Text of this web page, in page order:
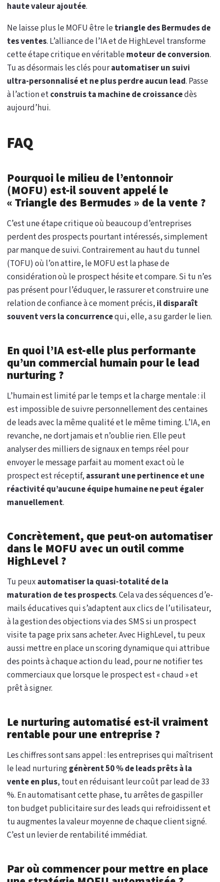
haute valeur ajoutée.
Ne laisse plus le MOFU être letriangle des Bermudes de
tes ventes. L’alliance de l’IA et de HighLevel transforme
cette étape critique en véritablemoteur de conversion.
Tu as désormais les clés pourautomatiser un suivi
ultra-personnalisé et ne plus perdre aucun lead. Passe
à l’action etconstruis ta machine de croissancedès
aujourd’hui.
FAQ
Pourquoi le milieu de l’entonnoir
(MOFU) est-il souvent appelé le
« Triangle des Bermudes » de la vente ?
C’est une étape critique où beaucoup d’entreprises
perdent des prospects pourtant intéressés, simplement
par manque de suivi. Contrairement au haut du tunnel
(TOFU) où l’on attire, le MOFU est la phase de
considération où le prospect hésite et compare. Si tu n’es
pas présent pour l’éduquer, le rassurer et construire une
relation de confiance à ce moment précis, il disparaît
souvent vers la concurrencequi, elle, a su garder le lien.
En quoi l’IA est-elle plus performante
qu’un commercial humain pour le lead
nurturing ?
L’humain est limité par le temps et la charge mentale : il
est impossible de suivre personnellement des centaines
de leads avec la même qualité et le même timing. L’IA, en
revanche, ne dort jamais et n’oublie rien. Elle peut
analyser des milliers de signaux en temps réel pour
envoyer le message parfait au moment exact où le
prospect est réceptif, assurant une pertinence et une
réactivité qu’aucune équipe humaine ne peut égaler
manuellement.
Concrètement, que peut-on automatiser
dans le MOFU avec un outil comme
HighLevel ?
Tu peux automatiser la quasi-totalité de la
maturation de tes prospects. Cela va des séquences d’e-
mails éducatives qui s’adaptent aux clics de l’utilisateur,
à la gestion des objections via des SMS si un prospect
visite ta page prix sans acheter. Avec HighLevel, tu peux
aussi mettre en place un scoring dynamique qui attribue
des points à chaque action du lead, pour ne notifier tes
commerciaux que lorsque le prospect est « chaud » et
prêt à signer.
Le nurturing automatisé est-il vraiment
rentable pour une entreprise ?
Les chiffres sont sans appel : les entreprises qui maîtrisent
le lead nurturinggénèrent 50 % de leads prêts à la
vente en plus, tout en réduisant leur coût par lead de 33
%. En automatisant cette phase, tu arrêtes de gaspiller
ton budget publicitaire sur des leads qui refroidissent et
tu augmentes la valeur moyenne de chaque client signé.
C’est un levier de rentabilité immédiat.
Par où commencer pour mettre en place